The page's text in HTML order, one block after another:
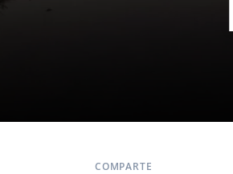
COMPARTE